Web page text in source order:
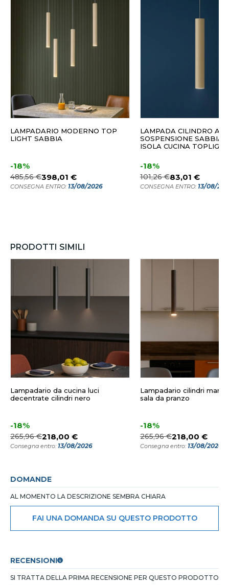
LAMPADARIO MODERNO TOP
LIGHT SABBIA
-18%
485,56 €398,01 €
CONSEGNA ENTRO: 13/08/2026
LAMPADA CILINDRO A
SOSPENSIONE SABBIA
ISOLA CUCINA
-18%
101,26 €83,01 €
CONSEGNA ENTRO: 13/08/
PRODOTTI SIMILI
Lampadario da cucina luci
decentrate cilindri nero
-18%
265,96 €218,00 €
Consegna entro: 13/08/2026
Lampadario cilindri
sala da pranzo
-18%
265,96 €218,00 €
Consegna entro: 13/08/2026
DOMANDE
AL MOMENTO LA DESCRIZIONE SEMBRA CHIARA
FAI UNA DOMANDA SU QUESTO PRODOTTO
RECENSIONI
SI TRATTA DELLA PRIMA RECENSIONE PER QUESTO PRODOTTO